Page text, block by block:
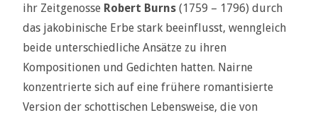
ihr Zeitgenosse Robert Burns (1759 – 1796) durch
das jakobinische Erbe stark beeinflusst, wenngleich
beide unterschiedliche Ansätze zu ihren
Kompositionen und Gedichten hatten. Nairne
konzentrierte sich auf eine frühere romantisierte
Version der schottischen Lebensweise, die von